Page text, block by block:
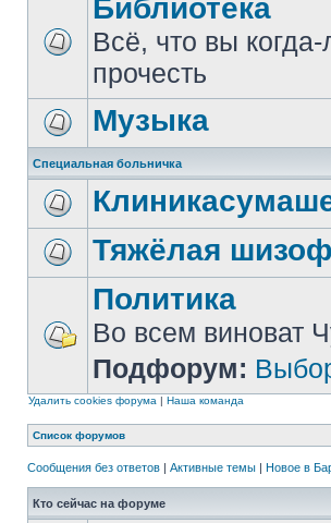
Библиотека
Всё, что вы
прочесть
Музыка
Специальная больничка
Тяжёлая
Политика
Во всем виноват
Подфорум:
Удалить cookies форума | Наша команда
Список форумов
Сообщения без ответов | Активные темы | Новое в
Кто сейчас на форуме